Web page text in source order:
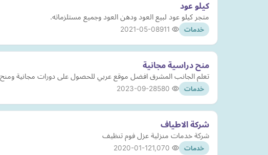
كيلو عود
متجر كيلو عود لبيع العود ودهن العود وجميع مستلزماته.
خدمات 2021-05-08
منح دراسية مجانية
تعلم الجانب المشرق افضل موقع عربي للحصول على دورات مجانية
خدمات 2023-09-28
شركة الاطياف
شركة خدمات منزلية عزل فوم تنظيف
خدمات 2020-01-12